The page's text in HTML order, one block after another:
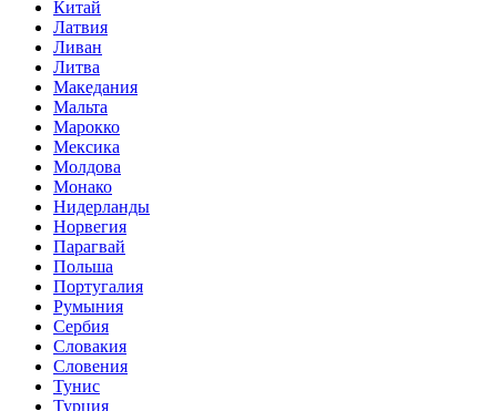
Китай
Латвия
Ливан
Литва
Македания
Мальта
Марокко
Мексика
Молдова
Монако
Нидерланды
Норвегия
Парагвай
Польша
Португалия
Румыния
Сербия
Словакия
Словения
Тунис
Турция